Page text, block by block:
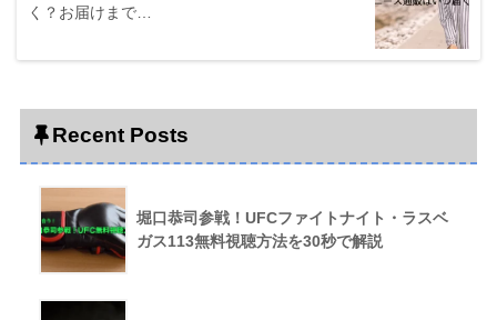
く？お届けまで…
Recent Posts
堀口恭司参戦！UFCファイトナイト・ラスベ
ガス113無料視聴方法を30秒で解説